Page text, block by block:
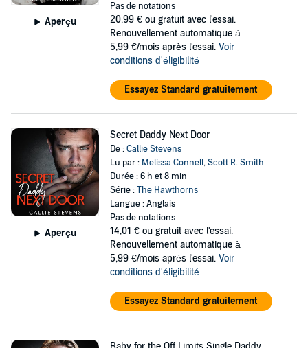
Aperçu
Pas de notations
20,99 € ou gratuit avec l'essai.
Renouvellement automatique à
5,99 €/mois après l'essai. Voir
conditions d'éligibilité
Essayez Standard gratuitement
Aperçu
Secret Daddy Next Door
De :Callie Stevens
Lu par : Melissa Connell,Scott R. Smith
Durée : 6 h et 8 min
Série :The Hawthorns
Langue : Anglais
Pas de notations
14,01 € ou gratuit avec l'essai.
Renouvellement automatique à
5,99 €/mois après l'essai. Voir
conditions d'éligibilité
Essayez Standard gratuitement